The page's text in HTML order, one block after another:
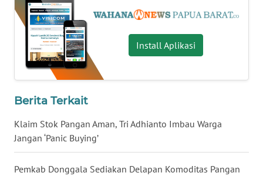
Install Aplikasi
Berita Terkait
Klaim Stok Pangan Aman, Tri Adhianto Imbau Warga
Jangan ‘Panic Buying’
Pemkab Donggala Sediakan Delapan Komoditas Pangan
WN
KALTARA
WN
KALSEL
KALTIM
WN
SULSEL